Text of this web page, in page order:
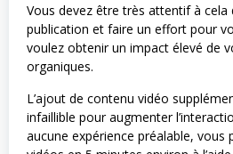
Vous devez être très attentif à
publication et faire un effort pour
voulez obtenir un impact élevé de
organiques.
L’ajout de contenu vidéo
infaillible pour augmenter
aucune expérience préalable, vous